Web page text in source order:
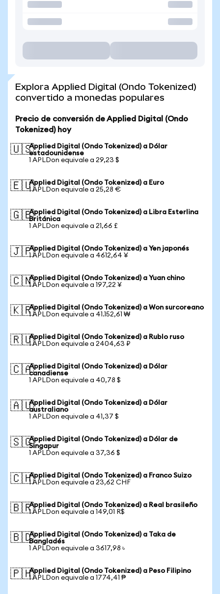
Explora Applied Digital (Ondo Tokenized)
convertido a monedas populares
Precio de conversión de Applied Digital (Ondo
Tokenized) hoy
🇺🇸Applied Digital (Ondo Tokenized) a Dólar
estadounidense
1 APLDon equivale a 29,23 $
🇪🇺Applied Digital (Ondo Tokenized) a Euro
1 APLDon equivale a 25,28 €
🇬🇧Applied Digital (Ondo Tokenized) a Libra Esterlina
Británica
1 APLDon equivale a 21,66 £
🇯🇵Applied Digital (Ondo Tokenized) a Yen japonés
1 APLDon equivale a 4612,64 ¥
🇨🇳Applied Digital (Ondo Tokenized) a Yuan chino
1 APLDon equivale a 197,22 ¥
🇰🇷Applied Digital (Ondo Tokenized) a Won surcoreano
1 APLDon equivale a 41.152,61 ₩
🇷🇺Applied Digital (Ondo Tokenized) a Rublo ruso
1 APLDon equivale a 2404,63 ₽
🇨🇦Applied Digital (Ondo Tokenized) a Dólar
canadiense
1 APLDon equivale a 40,78 $
🇦🇺Applied Digital (Ondo Tokenized) a Dólar
australiano
1 APLDon equivale a 41,37 $
🇸🇬Applied Digital (Ondo Tokenized) a Dólar de
Singapur
1 APLDon equivale a 37,36 $
🇨🇭Applied Digital (Ondo Tokenized) a Franco Suizo
1 APLDon equivale a 23,62 CHF
🇧🇷Applied Digital (Ondo Tokenized) a Real brasileño
1 APLDon equivale a 149,01 R$
🇧🇩Applied Digital (Ondo Tokenized) a Taka de
Bangladés
1 APLDon equivale a 3617,98 ৳
🇵🇭Applied Digital (Ondo Tokenized) a Peso Filipino
1 APLDon equivale a 1774,41 ₱